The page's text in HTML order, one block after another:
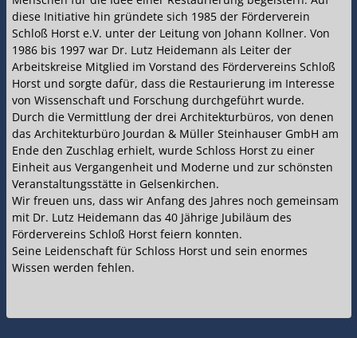
diese Initiative hin gründete sich 1985 der Förderverein
Schloß Horst e.V. unter der Leitung von Johann Kollner. Von
1986 bis 1997 war Dr. Lutz Heidemann als Leiter der
Arbeitskreise Mitglied im Vorstand des Fördervereins Schloß
Horst und sorgte dafür, dass die Restaurierung im Interesse
von Wissenschaft und Forschung durchgeführt wurde.
Durch die Vermittlung der drei Architekturbüros, von denen
das Architekturbüro Jourdan & Müller Steinhauser GmbH am
Ende den Zuschlag erhielt, wurde Schloss Horst zu einer
Einheit aus Vergangenheit und Moderne und zur schönsten
Veranstaltungsstätte in Gelsenkirchen.
Wir freuen uns, dass wir Anfang des Jahres noch gemeinsam
mit Dr. Lutz Heidemann das 40 Jährige Jubiläum des
Fördervereins Schloß Horst feiern konnten.
Seine Leidenschaft für Schloss Horst und sein enormes
Wissen werden fehlen.